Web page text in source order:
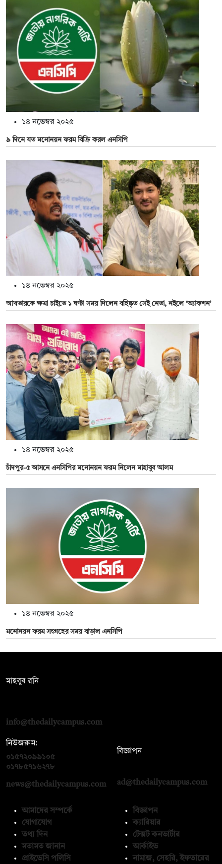
১৪ নভেম্বর ২০২৫
৯ দিনে যত মনোনয়ন ফরম বিক্রি করল এনসিপি
১৪ নভেম্বর ২০২৫
আখতারকে ক্ষমা চাইতে ১ ঘণ্টা সময় দিলেন বহিষ্কৃত সেই নেতা, নইলে ‘অ্যাকশন’
১৪ নভেম্বর ২০২৫
চাঁদপুর-৫ আসনে এনসিপির মনোনয়ন ফরম নিলেন মাহাবুব আলম
১৪ নভেম্বর ২০২৫
মনোনয়ন ফরম সংগ্রহের সময় বাড়াল এনসিপি
মাহবুব রনি
info@thedailycampus.com
নিউজরুম:
০১৫৭২০৯৯১০৫
০১৭৮৫৭১৬২৭৮
news@thedailycampus.com
বিজ্ঞাপন
ad@thedailycampus.com
আমাদের সম্পর্কে
যোগাযোগ
তথ্য দিন
মতামত জানান
প্রাইভেসি পলিসি
বিজ্ঞাপন
ক্যারিয়ার
টেক্সট কনভার্টার
আর্কাইভ
নামাজ, সেহরি, ইফতারের